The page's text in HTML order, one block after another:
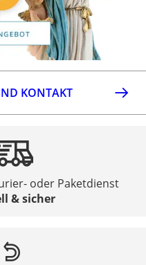
KONTAKT
oder Paketdienst
& sicher